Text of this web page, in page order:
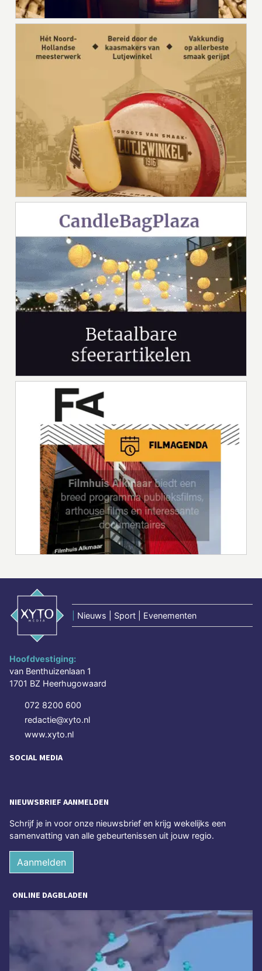
Nieuws | Sport | Evenementen
Hoofdvestiging:
van Benthuizenlaan 1
1701 BZ Heerhugowaard
072 8200 600
redactie@xyto.nl
www.xyto.nl
SOCIAL MEDIA
NIEUWSBRIEF AANMELDEN
Schrijf je in voor onze nieuwsbrief en krijg wekelijks een
samenvatting van alle gebeurtenissen uit jouw regio.
Aanmelden
ONLINE DAGBLADEN